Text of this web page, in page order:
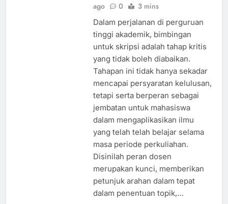
ago
0 3 mins
Dalam perjalanan di perguruan
tinggi akademik, bimbingan
untuk skripsi adalah tahap kritis
yang tidak boleh diabaikan.
Tahapan ini tidak hanya sekadar
mencapai persyaratan kelulusan,
tetapi serta berperan sebagai
jembatan untuk mahasiswa
dalam mengaplikasikan ilmu
yang telah telah belajar selama
masa periode perkuliahan.
Disinilah peran dosen
merupakan kunci, memberikan
petunjuk arahan dalam tepat
dalam penentuan topik,…